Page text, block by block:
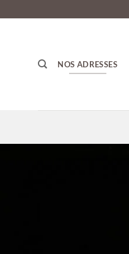
au
NOS ADRESSES